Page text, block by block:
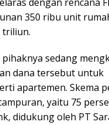
350 ribu unit
triliun.
sedang
dana tersebut untuk
apartemen. Skema
yaitu 75
didukung oleh PT